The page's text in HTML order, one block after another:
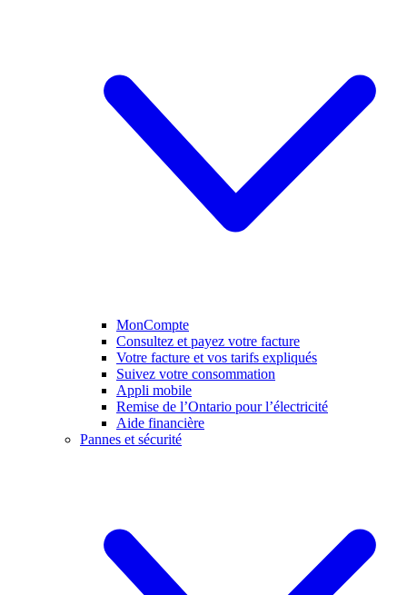
MonCompte
Consultez et payez votre facture
Votre facture et vos tarifs expliqués
Suivez votre consommation
Appli mobile
Remise de l’Ontario pour l’électricité
Aide financière
Pannes et sécurité